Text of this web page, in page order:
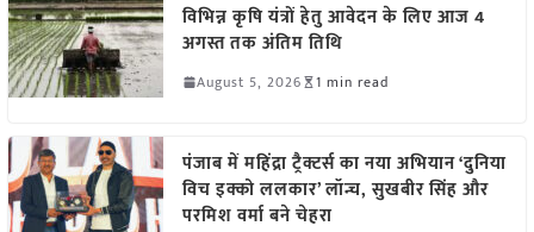
विभिन्न कृषि यंत्रों हेतु आवेदन के लिए आज 4
अगस्त तक अंतिम तिथि
August 5, 2026 1 min read
पंजाब में महिंद्रा ट्रैक्टर्स का नया अभियान ‘दुनिया
विच इक्को ललकार’ लॉन्च, सुखबीर सिंह और
परमिश वर्मा बने चेहरा